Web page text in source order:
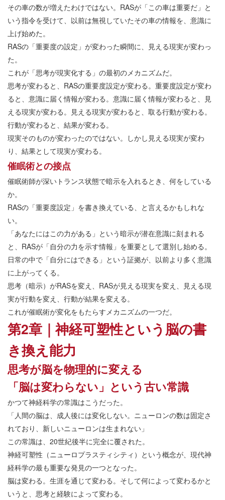
その車の数が増えたわけではない。RASが「この車は重要だ」と
いう指令を受けて、以前は無視していたその車の情報を、意識に
上げ始めた。
RASの「重要度の設定」が変わった瞬間に、見える現実が変わっ
た。
これが「思考が現実化する」の最初のメカニズムだ。
思考が変わると、RASの重要度設定が変わる。重要度設定が変わ
ると、意識に届く情報が変わる。意識に届く情報が変わると、見
える現実が変わる。見える現実が変わると、取る行動が変わる。
行動が変わると、結果が変わる。
現実そのものが変わったのではない。しかし見える現実が変わ
り、結果として現実が変わる。
催眠術との接点
催眠術師が深いトランス状態で暗示を入れるとき、何をしている
か。
RASの「重要度設定」を書き換えている、と言えるかもしれな
い。
「あなたにはこの力がある」という暗示が潜在意識に刻まれる
と、RASが「自分の力を示す情報」を重要として選別し始める。
日常の中で「自分にはできる」という証拠が、以前より多く意識
に上がってくる。
思考（暗示）がRASを変え、RASが見える現実を変え、見える現
実が行動を変え、行動が結果を変える。
これが催眠術が変化をもたらすメカニズムの一つだ。
第2章｜神経可塑性という脳の書
き換え能力
思考が脳を物理的に変える
「脳は変わらない」という古い常識
かつて神経科学の常識はこうだった。
「人間の脳は、成人後には変化しない。ニューロンの数は固定さ
れており、新しいニューロンは生まれない」
この常識は、20世紀後半に完全に覆された。
神経可塑性（ニューロプラスティシティ）という概念が、現代神
経科学の最も重要な発見の一つとなった。
脳は変わる。生涯を通じて変わる。そして何によって変わるかと
いうと、思考と経験によって変わる。